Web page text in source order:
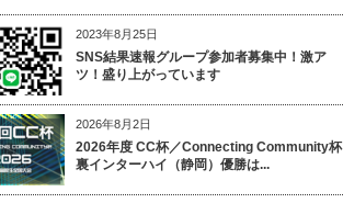
2023年8月25日
SNS結果速報グループ参加者募集中！激ア
ツ！盛り上がっています
2026年8月2日
2026年度 CC杯／Connecting Community杯
裏インターハイ（静岡）優勝は...